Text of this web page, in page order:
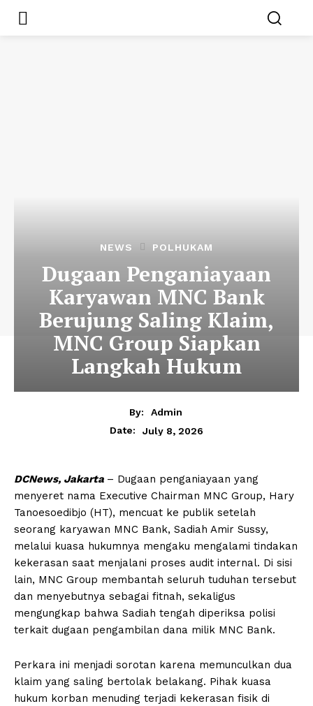
NEWS POLHUKAM
Dugaan Penganiayaan
Karyawan MNC Bank
Berujung Saling Klaim,
MNC Group Siapkan
Langkah Hukum
By:
Admin
Date:
July 8, 2026
DCNews, Jakarta – Dugaan penganiayaan yang
menyeret nama Executive Chairman MNC Group, Hary
Tanoesoedibjo (HT), mencuat ke publik setelah
seorang karyawan MNC Bank, Sadiah Amir Sussy,
melalui kuasa hukumnya mengaku mengalami tindakan
kekerasan saat menjalani proses audit internal. Di sisi
lain, MNC Group membantah seluruh tuduhan tersebut
dan menyebutnya sebagai fitnah, sekaligus
mengungkap bahwa Sadiah tengah diperiksa polisi
terkait dugaan pengambilan dana milik MNC Bank.
Perkara ini menjadi sorotan karena memunculkan dua
klaim yang saling bertolak belakang. Pihak kuasa
hukum korban menuding terjadi kekerasan fisik di